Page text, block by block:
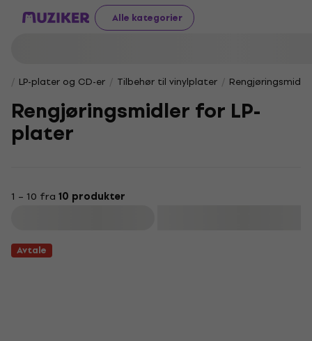
Alle kategorier
LP-plater og CD-er Tilbehør til vinylplater
Rengjøringsmidler for LP-
plater
1 – 10 fra 10 produkter
Avtale